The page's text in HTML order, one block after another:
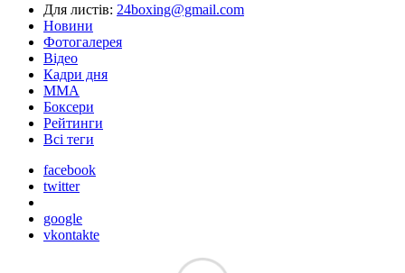
Для листів: 24boxing@gmail.com
Новини
Фотогалерея
Відео
Кадри дня
ММА
Боксери
Рейтинги
Всі теги
facebook
twitter
google
vkontakte